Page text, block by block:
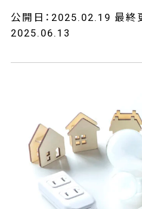
公開日：2025.02.19 最終
2025.06.13